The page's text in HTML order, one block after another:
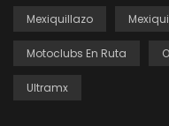
Mexiquillazo
Motoclubs En Ruta
Ultramx